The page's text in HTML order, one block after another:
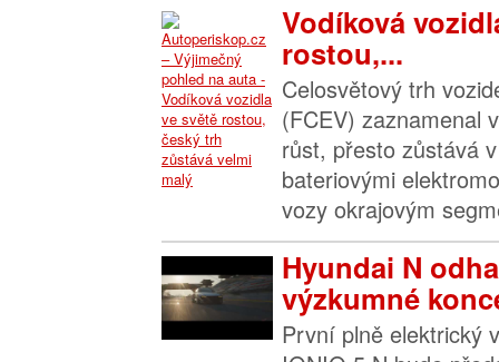
Vodíková
rostou,...
Celosvětový trh
(FCEV) zaznamenal
růst, přesto zůstává
bateriovými
vozy okrajovým
Hyundai N
výzkumné
První plně elektrický